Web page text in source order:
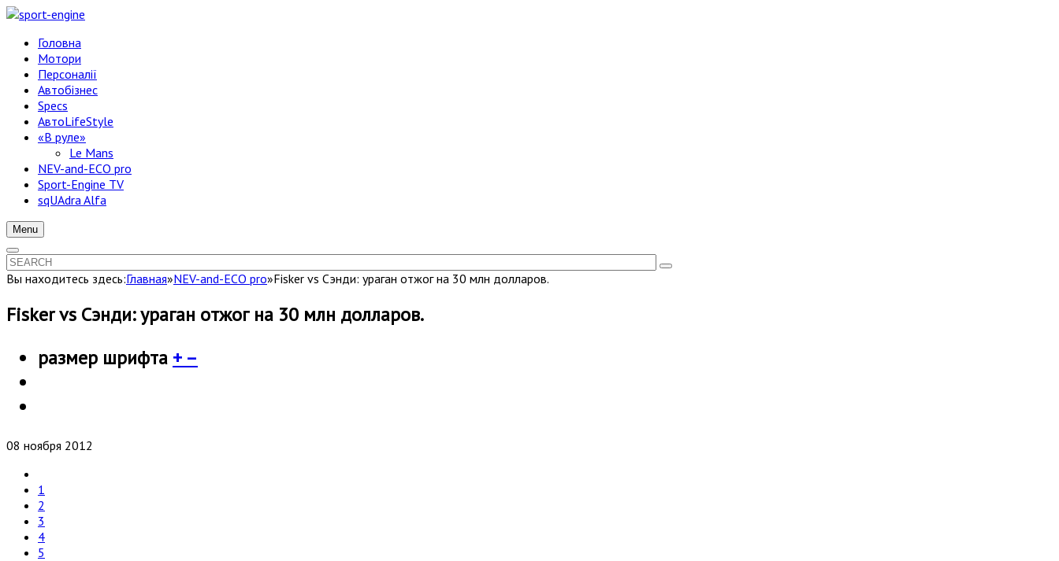
Головна
Мотори
Персоналії
Автобізнес
Specs
АвтоLifeStyle
«В руле»
Le Mans
NEV-and-ECO pro
Sport-Engine TV
sqUAdra Alfa
Menu
Вы находитесь здесь:Главная»NEV-and-ECO pro»Fisker vs Сэнди: ураган отжог на 30 млн долларов.
Fisker vs Сэнди: ураган отжог на 30 млн долларов.
размер шрифта + –
08 ноября 2012
1
2
3
4
5